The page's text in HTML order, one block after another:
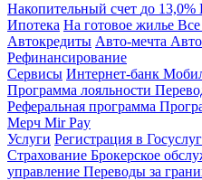
Накопительный счет до 13,0%
Ипотека На готовое жилье
Автокредиты Авто-мечта
Рефинансирование
Сервисы Интернет-банк
Программа лояльности
Реферальная программа
Мерч Mir Pay
Услуги Регистрация в
Страхование Брокерское
управление Переводы за